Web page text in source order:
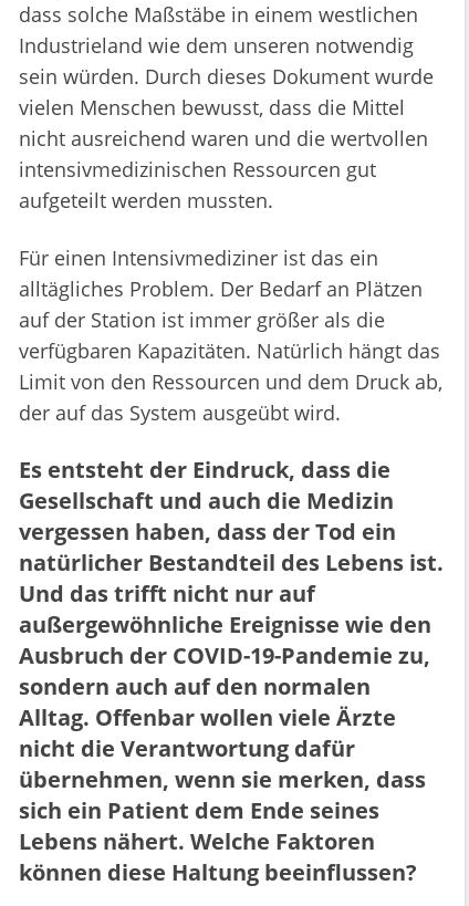
dass solche Maßstäbe in einem westlichen
Industrieland wie dem unseren notwendig
sein würden. Durch dieses Dokument wurde
vielen Menschen bewusst, dass die Mittel
nicht ausreichend waren und die wertvollen
intensivmedizinischen Ressourcen gut
aufgeteilt werden mussten.
Für einen Intensivmediziner ist das ein
alltägliches Problem. Der Bedarf an Plätzen
auf der Station ist immer größer als die
verfügbaren Kapazitäten. Natürlich hängt das
Limit von den Ressourcen und dem Druck ab,
der auf das System ausgeübt wird.
Es entsteht der Eindruck, dass die
Gesellschaft und auch die Medizin
vergessen haben, dass der Tod ein
natürlicher Bestandteil des Lebens ist.
Und das trifft nicht nur auf
außergewöhnliche Ereignisse wie den
Ausbruch der COVID-19-Pandemie zu,
sondern auch auf den normalen
Alltag. Offenbar wollen viele Ärzte
nicht die Verantwortung dafür
übernehmen, wenn sie merken, dass
sich ein Patient dem Ende seines
Lebens nähert. Welche Faktoren
können diese Haltung beeinflussen?